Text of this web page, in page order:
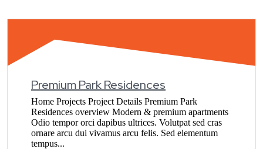
Premium Park Residences
Home Projects Project Details Premium Park
Residences overview Modern & premium apartments
Odio tempor orci dapibus ultrices. Volutpat sed cras
ornare arcu dui vivamus arcu felis. Sed elementum
tempus...